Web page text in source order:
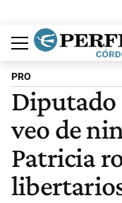
Política
Economía
Judiciales
Sociedad
Cultura
Espectáculos
Deportes
Protagonistas
PRO
Diputado
veo de
Patricia